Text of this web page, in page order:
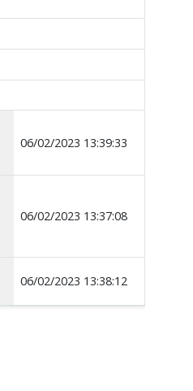
06/02/2023 13:39:33
06/02/2023 13:37:08
06/02/2023 13:38:12